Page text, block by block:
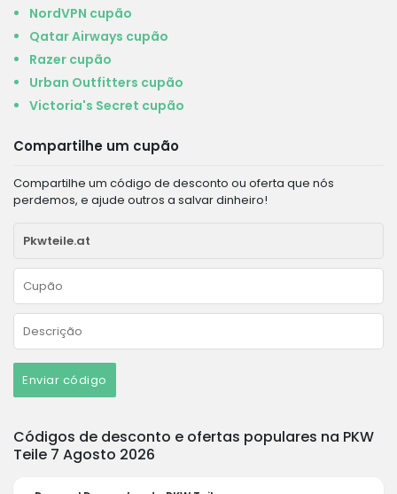
NordVPN cupão
Qatar Airways cupão
Razer cupão
Urban Outfitters cupão
Victoria's Secret cupão
Compartilhe um cupão
Compartilhe um código de desconto ou oferta que nós
perdemos, e ajude outros a salvar dinheiro!
Enviar código
Códigos de desconto e ofertas populares na PKW
Teile 7 Agosto 2026